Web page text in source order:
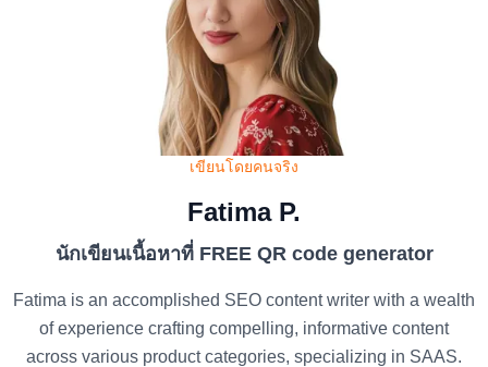
เขียนโดยคนจริง
Fatima P.
นักเขียนเนื้อหาที่ FREE QR code generator
Fatima is an accomplished SEO content writer with a wealth
of experience crafting compelling, informative content
across various product categories, specializing in SAAS.